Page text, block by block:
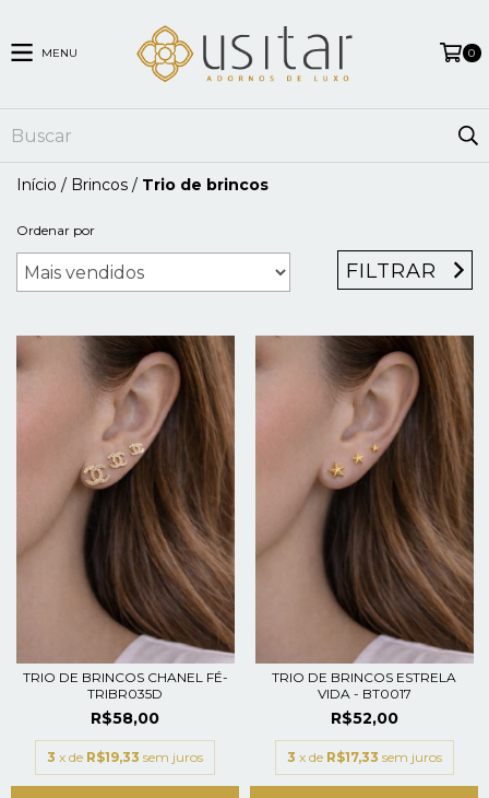
MENU 0
Início / Brincos / Trio de brincos
Ordenar por
FILTRAR
TRIO DE BRINCOS CHANEL FÉ-
TRIBR035D
R$58,00
3 x de R$19,33 sem juros
TRIO DE BRINCOS ESTRELA
VIDA - BT0017
R$52,00
3 x de R$17,33 sem juros